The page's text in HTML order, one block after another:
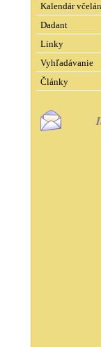
Kalendár
Dadant
Linky
Vyhľadávanie
Články